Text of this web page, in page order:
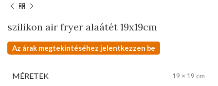
szilikon air fryer alaátét 19x19cm
Az árak megtekintéséhez jelentkezzen be
MÉRETEK 19 × 19 cm